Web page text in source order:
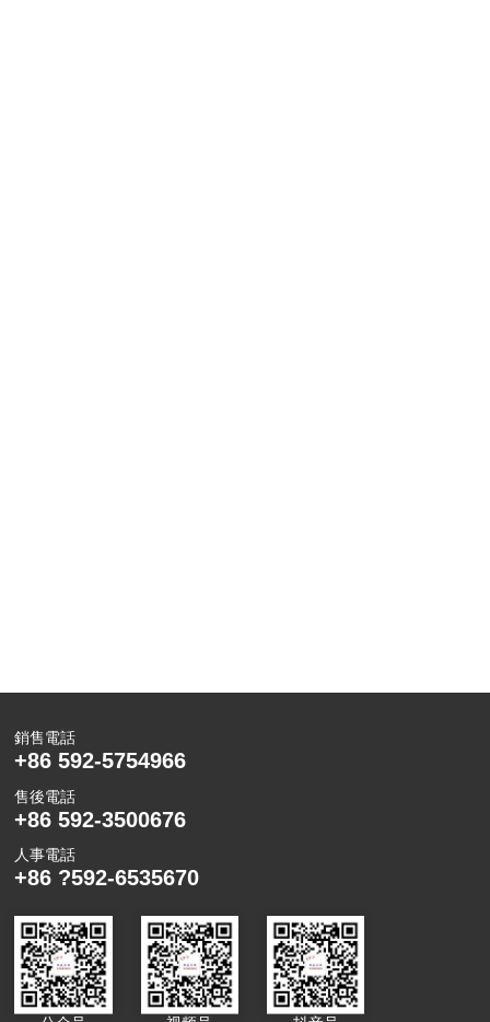
亮相CIMT第十八届中国国际机床展览会，针对航空、汽
的高端数控机床。与此同时，全新升级的卧加柔性制造
热切期待与您见面，还有更多前沿技术与解决方案等您
来探索！ 展品的展示分别为：YSH-500 YSLC-500立
车 扬森在E3-B281与您不见不散！厦门扬森数控在此恭
候您莅临参观指导！ 2023年04月10日上午10点，北
京，中国国际展览中心（顺义馆），全球机床工具界及
产业链上下游同仁们欢聚一堂，共同见证了万众瞩目的
CIMT2023（第十八届中国国际机床展览会）盛大开幕！
展会直击现场 展会现场持续火爆，扬森展位前咨询
銷售電話
+86 592-5754966
售後電話
+86 592-3500676
人事電話
+86 ?592-6535670